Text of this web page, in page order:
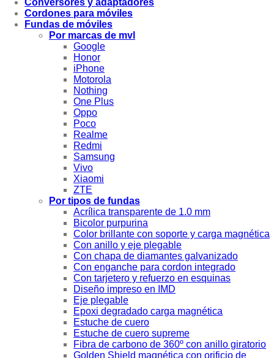
Cordones para móviles
Fundas de móviles
Por marcas de mvl
Google
Honor
iPhone
Motorola
Nothing
One Plus
Oppo
Poco
Realme
Redmi
Samsung
Vivo
Xiaomi
ZTE
Por tipos de fundas
Acrílica transparente de 1.0 mm
Bicolor purpurina
Color brillante con soporte y carga magnética
Con anillo y eje plegable
Con chapa de diamantes galvanizado
Con enganche para cordon integrado
Con tarjetero y refuerzo en esquinas
Diseño impreso en IMD
Eje plegable
Epoxi degradado carga magnética
Estuche de cuero
Estuche de cuero supreme
Fibra de carbono de 360º con anillo giratorio
Golden Shield magnética con orificio de